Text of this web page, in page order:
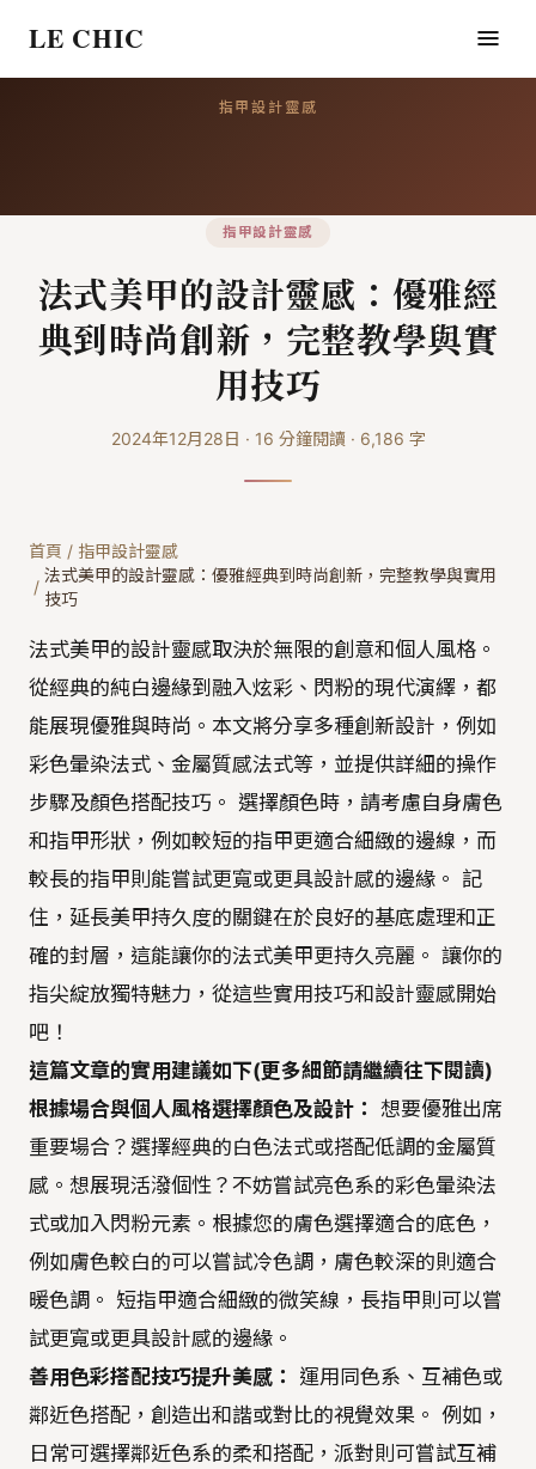
LE CHIC
指甲設計靈感
指甲設計靈感
法式美甲的設計靈感：優雅經
典到時尚創新，完整教學與實
用技巧
2024年12月28日 · 16 分鐘閱讀· 6,186 字
首頁 / 指甲設計靈感
/
法式美甲的設計靈感：優雅經典到時尚創新，完整教學與實用
技巧
法式美甲的設計靈感取決於無限的創意和個人風格。
從經典的純白邊緣到融入炫彩、閃粉的現代演繹，都
能展現優雅與時尚。本文將分享多種創新設計，例如
彩色暈染法式、金屬質感法式等，並提供詳細的操作
步驟及顏色搭配技巧。 選擇顏色時，請考慮自身膚色
和指甲形狀，例如較短的指甲更適合細緻的邊線，而
較長的指甲則能嘗試更寬或更具設計感的邊緣。 記
住，延長美甲持久度的關鍵在於良好的基底處理和正
確的封層，這能讓你的法式美甲更持久亮麗。 讓你的
指尖綻放獨特魅力，從這些實用技巧和設計靈感開始
吧！
這篇文章的實用建議如下(更多細節請繼續往下閱讀)
根據場合與個人風格選擇顏色及設計： 想要優雅出席
重要場合？選擇經典的白色法式或搭配低調的金屬質
感。想展現活潑個性？不妨嘗試亮色系的彩色暈染法
式或加入閃粉元素。根據您的膚色選擇適合的底色，
例如膚色較白的可以嘗試冷色調，膚色較深的則適合
暖色調。 短指甲適合細緻的微笑線，長指甲則可以嘗
試更寬或更具設計感的邊緣。
善用色彩搭配技巧提升美感：
運用同色系、互補色或
鄰近色搭配，創造出和諧或對比的視覺效果。 例如，
日常可選擇鄰近色系的柔和搭配，派對則可嘗試互補